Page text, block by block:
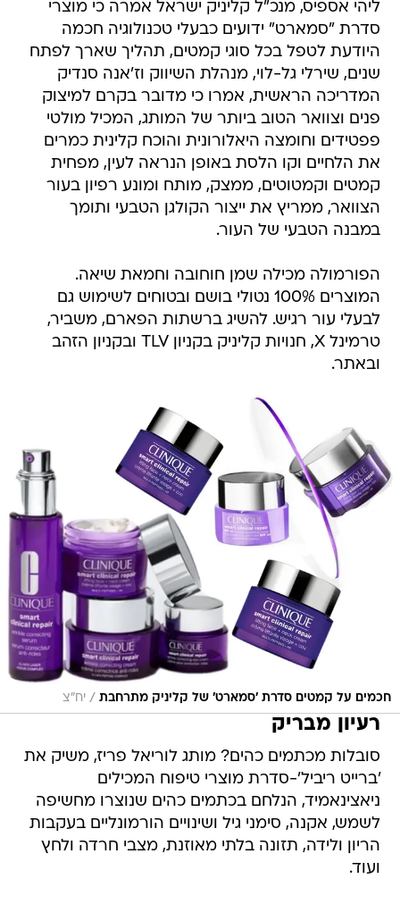
ליהי אספיס, מנכ"ל קליניק ישראל אמרה כי מוצרי
סדרת "סמארט" ידועים כבעלי טכנולוגיה חכמה
היודעת לטפל בכל סוגי קמטים, תהליך שארך לפתח
שנים, שירלי גל-לוי, מנהלת השיווק וז'אנה סנדיק
המדריכה הראשית, אמרו כי מדובר בקרם למיצוק
פנים וצוואר הטוב ביותר של המותג, המכיל מולטי
פפטידים וחומצה היאלורונית והוכח קלינית כמרים
את הלחיים וקו הלסת באופן הנראה לעין, מפחית
קמטים וקמטוטים, ממצק, מותח ומונע רפיון בעור
הצוואר, ממריץ את ייצור הקולגן הטבעי ותומך
במבנה הטבעי של העור.
הפורמולה מכילה שמן חוחובה וחמאת שיאה.
המוצרים 100% נטולי בושם ובטוחים לשימוש גם
לבעלי עור רגיש. להשיג ברשתות הפארם, משביר,
טרמינל X, חנויות קליניק בקניון TLV ובקניון הזהב
ובאתר.
חכמים על קמטים סדרת 'סמארט' של קליניק מתרחבת / יח"צ
רעיון מבריק
סובלות מכתמים כהים? מותג לוריאל פריז, משיק את
'ברייט ריביל'-סדרת מוצרי טיפוח המכילים
ניאצינאמיד, הנלחם בכתמים כהים שנוצרו מחשיפה
לשמש, אקנה, סימני גיל ושינויים הורמונליים בעקבות
הריון ולידה, תזונה בלתי מאוזנת, מצבי חרדה ולחץ
ועוד.